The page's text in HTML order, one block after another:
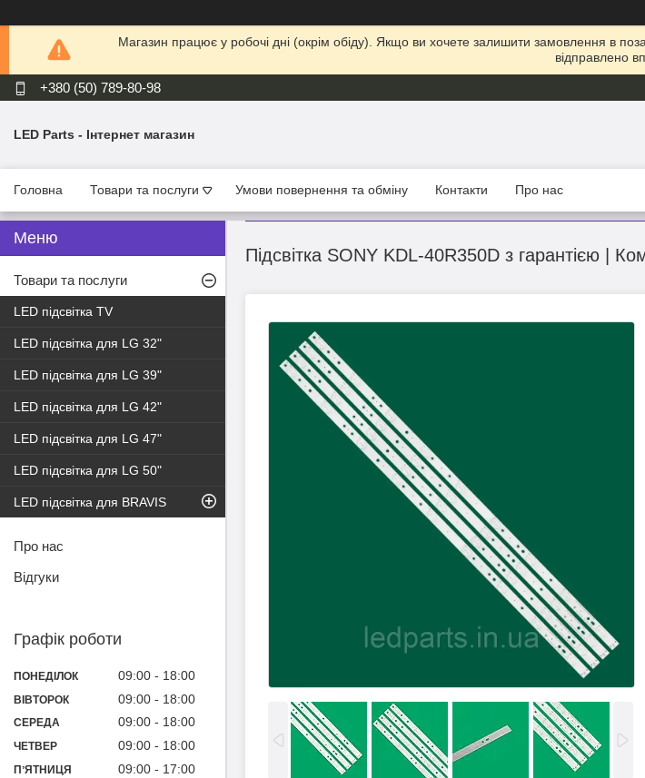
Магазин працює у робочі дні (окрім обіду). Якщо ви хочете залишити замовлення в
відправлено
+380 (50) 789-80-98
LED Parts - Інтернет магазин
Головна Товари та послуги Умови повернення та обміну Контакти Про нас
Підсвітка SONY KDL-40R350D з гарантією |
Товари та послуги
LED підсвітка TV
LED підсвітка для LG 32"
LED підсвітка для LG 39"
LED підсвітка для LG 42"
LED підсвітка для LG 47"
LED підсвітка для LG 50"
LED підсвітка для BRAVIS
Про нас
Відгуки
Графік роботи
ПОНЕДІЛОК 09:00 18:00
ВІВТОРОК 09:00 18:00
СЕРЕДА 09:00 18:00
ЧЕТВЕР 09:00 18:00
ПʼЯТНИЦЯ 09:00 17:00